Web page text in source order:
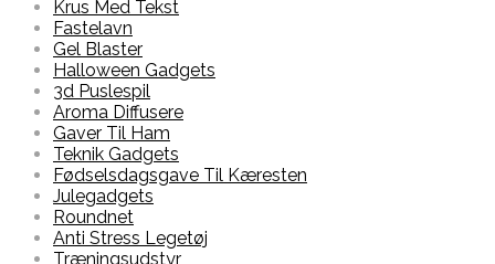
Krus Med Tekst
Fastelavn
Gel Blaster
Halloween Gadgets
3d Puslespil
Aroma Diffusere
Gaver Til Ham
Teknik Gadgets
Fødselsdagsgave Til Kæresten
Julegadgets
Roundnet
Anti Stress Legetøj
Træningsudstyr